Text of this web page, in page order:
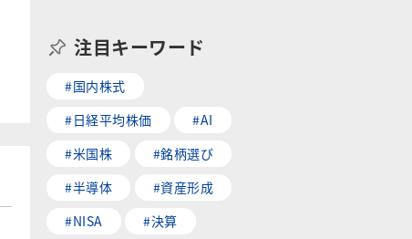
注目キーワード
#国内株式
#日経平均株価
#AI
#米国株
#銘柄選び
#半導体
#資産形成
#NISA
#決算